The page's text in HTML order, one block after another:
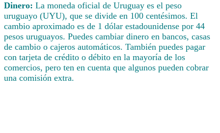
Dinero: La moneda oficial de Uruguay es el peso
uruguayo (UYU), que se divide en 100 centésimos. El
cambio aproximado es de 1 dólar estadounidense por 44
pesos uruguayos. Puedes cambiar dinero en bancos, casas
de cambio o cajeros automáticos. También puedes pagar
con tarjeta de crédito o débito en la mayoría de los
comercios, pero ten en cuenta que algunos pueden cobrar
una comisión extra.